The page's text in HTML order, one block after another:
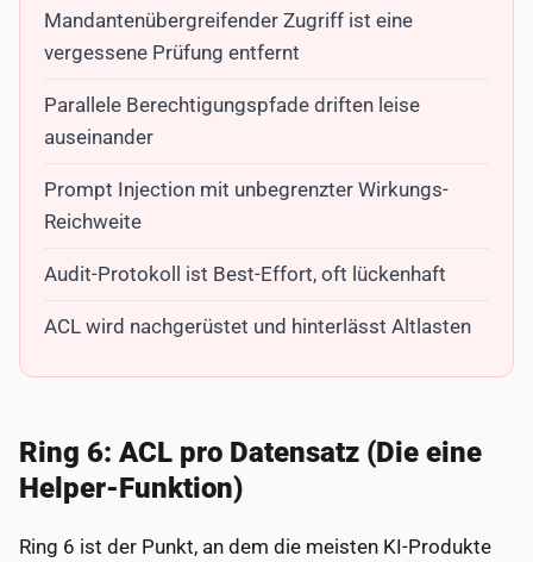
Mandantenübergreifender Zugriff ist eine
vergessene Prüfung entfernt
Parallele Berechtigungspfade driften leise
auseinander
Prompt Injection mit unbegrenzter Wirkungs-
Reichweite
Audit-Protokoll ist Best-Effort, oft lückenhaft
ACL wird nachgerüstet und hinterlässt Altlasten
Ring 6: ACL pro Datensatz (Die eine
Helper-Funktion)
Ring 6 ist der Punkt, an dem die meisten KI-Produkte